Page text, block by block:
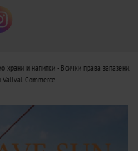
храни и напитки - Всички права запазени.
Valival Commerce